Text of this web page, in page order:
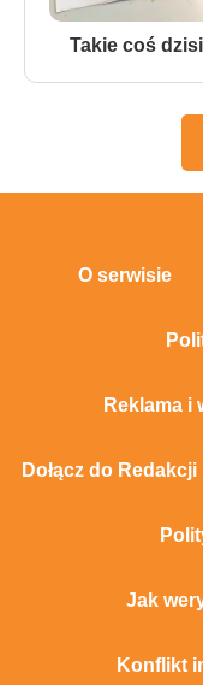
Takie coś
O serwisie
Reklama i
Dołącz do Redakcji
Jak
Konflikt